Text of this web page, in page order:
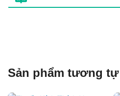
Sản phẩm tương tự